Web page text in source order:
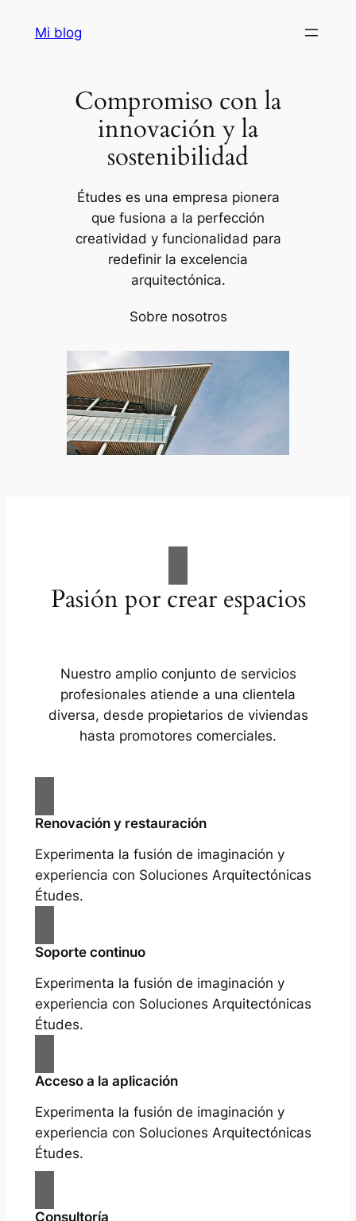
Mi blog
Compromiso con la
innovación y la
sostenibilidad
Études es una empresa pionera
que fusiona a la perfección
creatividad y funcionalidad para
redefinir la excelencia
arquitectónica.
Sobre nosotros
Pasión por crear espacios
Nuestro amplio conjunto de servicios
profesionales atiende a una clientela
diversa, desde propietarios de viviendas
hasta promotores comerciales.
Renovación y restauración
Experimenta la fusión de imaginación y
experiencia con Soluciones Arquitectónicas
Études.
Soporte continuo
Experimenta la fusión de imaginación y
experiencia con Soluciones Arquitectónicas
Études.
Acceso a la aplicación
Experimenta la fusión de imaginación y
experiencia con Soluciones Arquitectónicas
Études.
Consultoría